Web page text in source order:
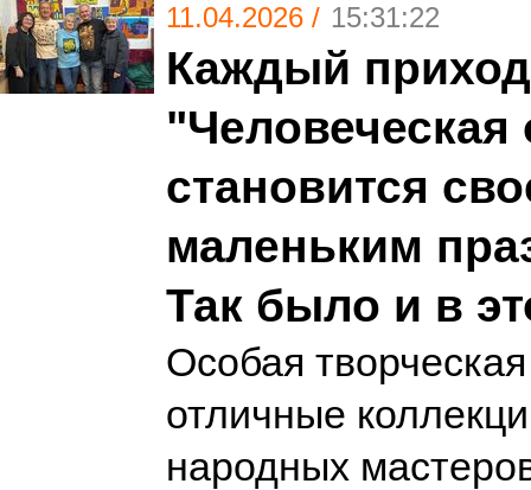
11.04.2026 / 15:31:22
Каждый
становится
маленьким
Так было и в
Особая
отличные
народных